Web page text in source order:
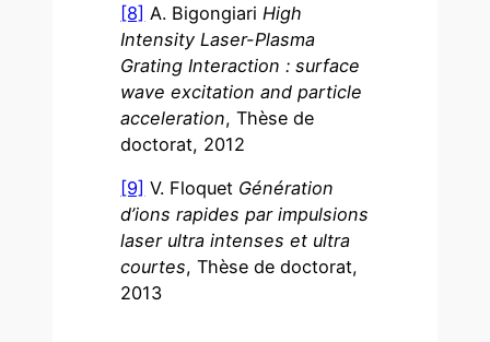
[8] A. Bigongiari High
Intensity Laser-Plasma
Grating Interaction : surface
wave excitation and particle
acceleration, Thèse de
doctorat, 2012
[9] V. Floquet Génération
d’ions rapides par impulsions
laser ultra intenses et ultra
courtes, Thèse de doctorat,
2013